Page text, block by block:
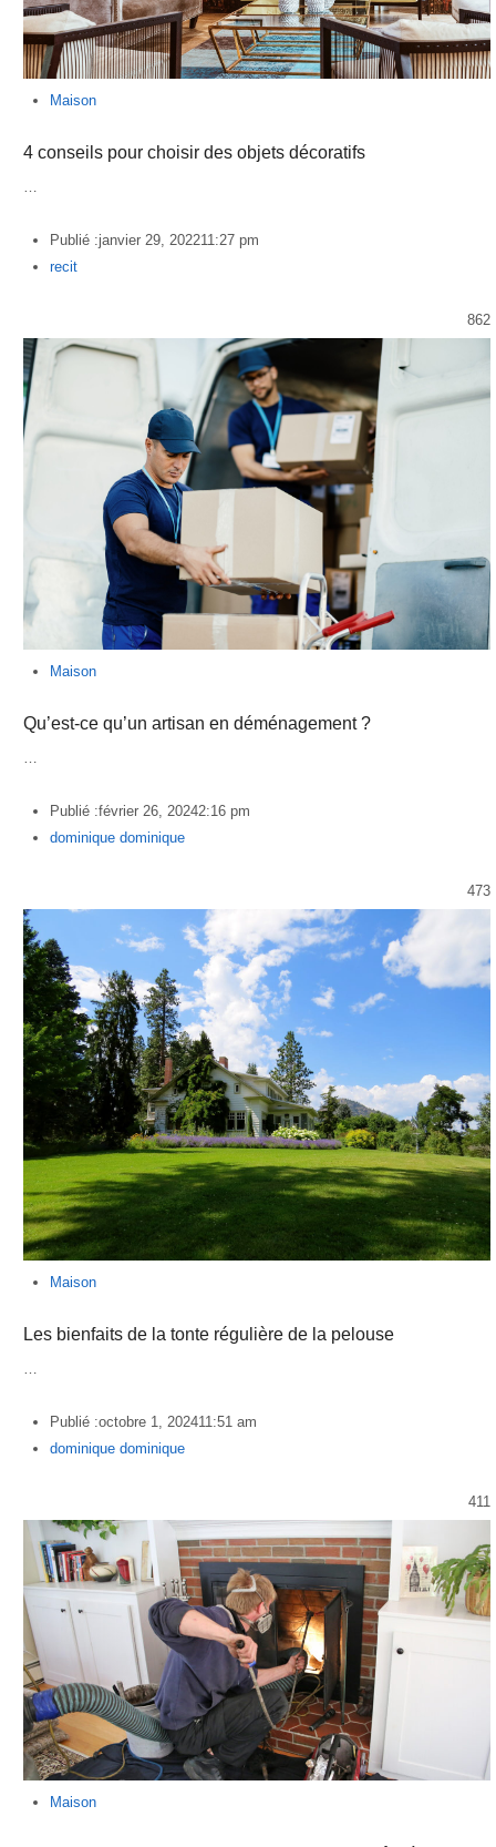
Maison
4 conseils pour choisir des objets décoratifs
Publié :janvier 29, 202211:27 pm
Author
recit
862
Maison
Qu’est-ce qu’un artisan en déménagement ?
…
Publié :février 26, 20242:16 pm
Author
dominique dominique
473
Maison
Les bienfaits de la tonte régulière de la pelouse
…
Publié :octobre 1, 202411:51 am
Author
dominique dominique
411
Maison